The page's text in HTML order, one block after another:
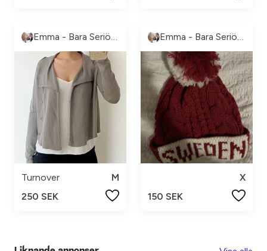
Turnover
M
250 SEK
X
150 SEK